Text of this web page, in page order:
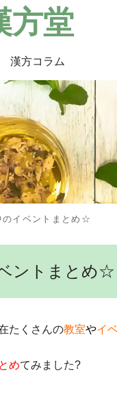
方堂
漢方コラム
イベントまとめ☆
ントまとめ☆
たくさんの教室やイ
めてみました?